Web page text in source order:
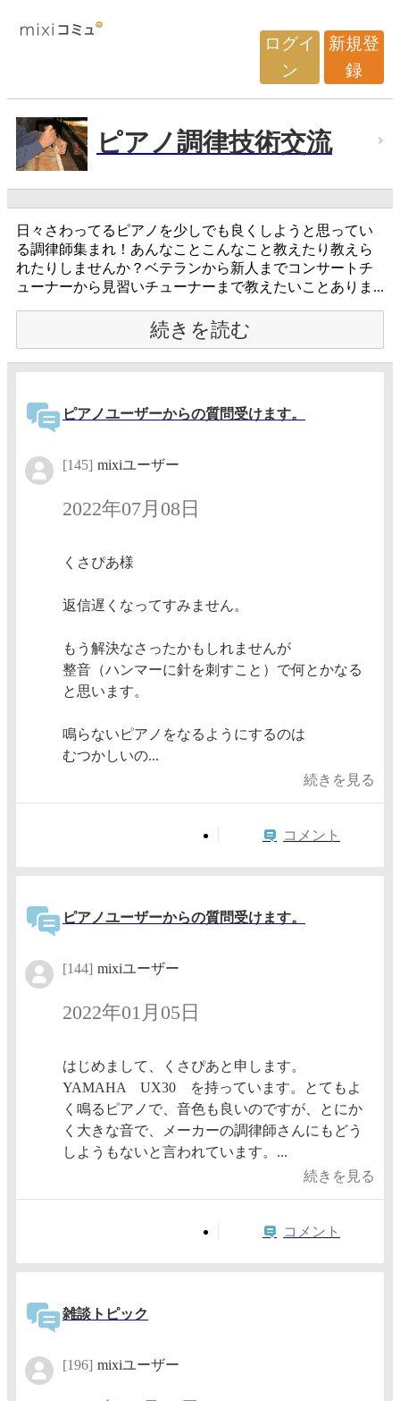
ログイ
ン
新規登
録
ピアノ調律技術交流
日々さわってるピアノを少しでも良くしようと思ってい
る調律師集まれ！あんなことこんなこと教えたり教えら
れたりしませんか？ベテランから新人までコンサートチ
ューナーから見習いチューナーまで教えたいことありま...
続きを読む
ピアノユーザーからの質問受けます。
[145] mixiユーザー
2022年07月08日
くさぴあ様
返信遅くなってすみません。
もう解決なさったかもしれませんが
整音（ハンマーに針を刺すこと）で何とかなる
と思います。
鳴らないピアノをなるようにするのは
むつかしいの...
続きを見る
コメント
ピアノユーザーからの質問受けます。
[144] mixiユーザー
2022年01月05日
はじめまして、くさぴあと申します。
YAMAHA UX30 を持っています。とてもよ
く鳴るピアノで、音色も良いのですが、とにか
く大きな音で、メーカーの調律師さんにもどう
しようもないと言われています。...
続きを見る
コメント
雑談トピック
[196] mixiユーザー